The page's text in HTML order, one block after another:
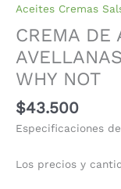
Aceites Cremas
CREMA DE
WHY NOT
$43.500
Especificaciones
Los precios y